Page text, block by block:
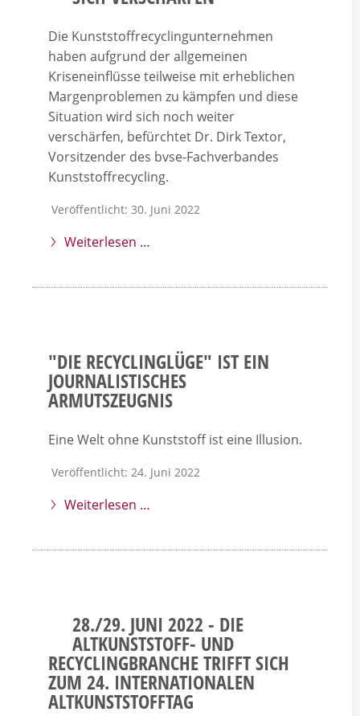
Die Kunststoffrecyclingunternehmen
haben aufgrund der allgemeinen
Kriseneinflüsse teilweise mit erheblichen
Margenproblemen zu kämpfen und diese
Situation wird sich noch weiter
verschärfen, befürchtet Dr. Dirk Textor,
Vorsitzender des bvse-Fachverbandes
Kunststoffrecycling.
Veröffentlicht: 30. Juni 2022
Weiterlesen …
"DIE RECYCLINGLÜGE" IST EIN
JOURNALISTISCHES
ARMUTSZEUGNIS
Eine Welt ohne Kunststoff ist eine Illusion.
Veröffentlicht: 24. Juni 2022
Weiterlesen …
28./29. JUNI 2022 - DIE
ALTKUNSTSTOFF- UND
RECYCLINGBRANCHE TRIFFT SICH
ZUM 24. INTERNATIONALEN
ALTKUNSTSTOFFTAG